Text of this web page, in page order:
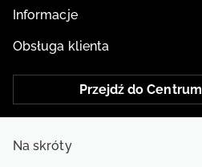
Informacje
Obsługa klienta
Przejdź do
Na skróty